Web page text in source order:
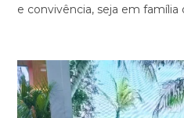
e convivência, seja em